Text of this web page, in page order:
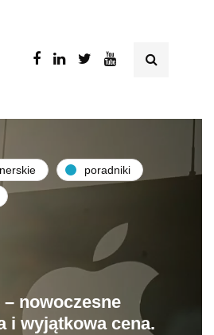
poradniki
– nowoczesne
i wyjątkowa cena.